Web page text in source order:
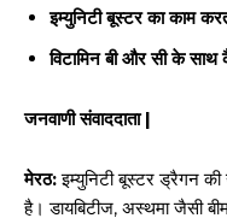
इम्युनिटी बूस्टर का काम
विटामिन बी और सी के
जनवाणी संवाददाता |
मेरठ:इम्युनिटी बूस्टर ड्रैगन
है। डायबिटीज, अस्थमा जैसी